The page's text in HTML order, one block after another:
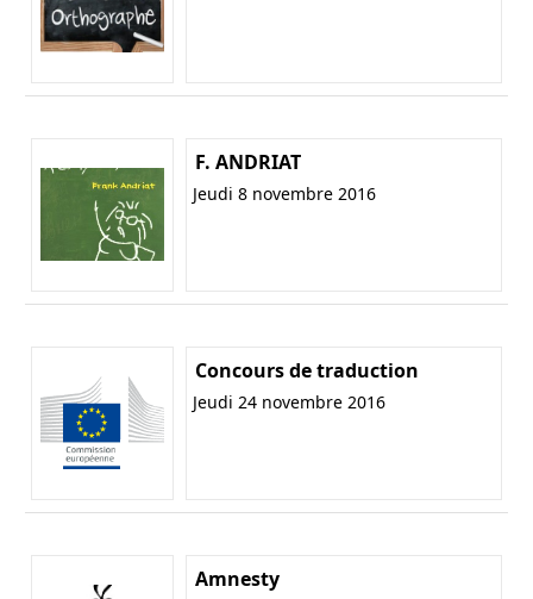
F. ANDRIAT
Jeudi 8 novembre 2016
Concours de traduction
Jeudi 24 novembre 2016
Amnesty